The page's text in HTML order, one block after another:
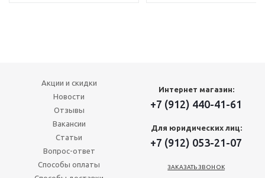
Акции и скидки
Новости
Отзывы
Вакансии
Статьи
Вопрос-ответ
Способы оплаты
Интернет магазин:
+7 (912) 440-41-61
Для юридических лиц:
+7 (912) 053-21-07
ЗАКАЗАТЬ ЗВОНОК